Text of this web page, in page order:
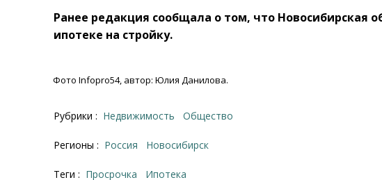
Ранее редакция сообщала о том, что Новосибирская
ипотеке на стройку.
Фото Infopro54, автор: Юлия Данилова.
Рубрики : Недвижимость Общество
Регионы : Россия Новосибирск
Теги : Просрочка ипотека